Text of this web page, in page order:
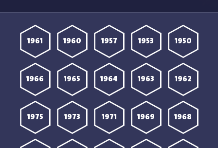
1950
1953
1957
1960
1961
1962
1963
1964
1965
1966
1968
1969
1971
1973
1975